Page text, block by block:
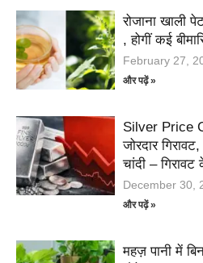
रोजाना खाली
, होगीं कई
February 27,
और पढ़ें »
Silver Price
जोरदार
चांदी –
December 30,
और पढ़ें »
महज़ पानी में